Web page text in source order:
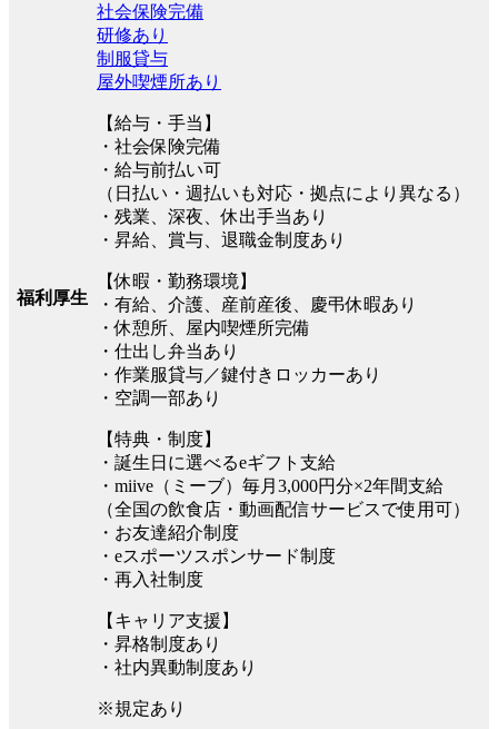
福利厚生
社会保険完備
研修あり
制服貸与
屋外喫煙所あり
【給与・手当】
・社会保険完備
・給与前払い可
（日払い・週払いも対応・拠点により異なる）
・残業、深夜、休出手当あり
・昇給、賞与、退職金制度あり
【休暇・勤務環境】
・有給、介護、産前産後、慶弔休暇あり
・休憩所、屋内喫煙所完備
・仕出し弁当あり
・作業服貸与／鍵付きロッカーあり
・空調一部あり
【特典・制度】
・誕生日に選べるeギフト支給
・miive（ミーブ）毎月3,000円分×2年間支給
（全国の飲食店・動画配信サービスで使用可）
・お友達紹介制度
・eスポーツスポンサード制度
・再入社制度
【キャリア支援】
・昇格制度あり
・社内異動制度あり
※規定あり